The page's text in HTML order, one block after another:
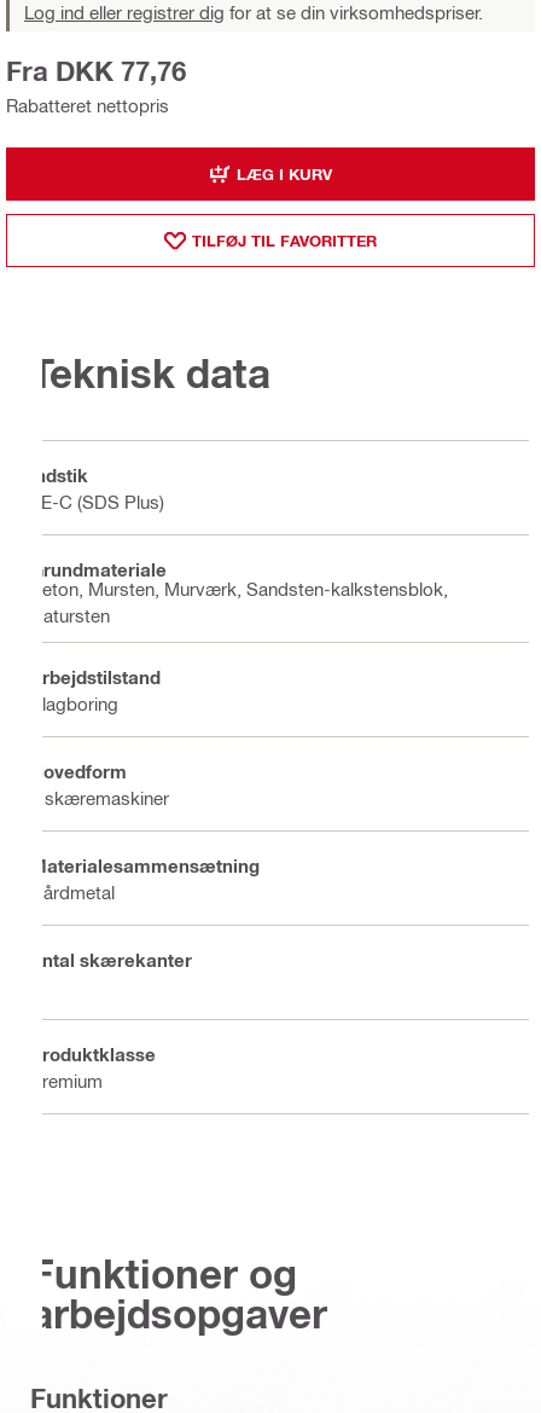
Log ind eller registrer dig for at se din virksomhedspriser.
Rabatteret nettopris
Fra DKK 77,76
LÆG I KURV
TILFØJ TIL FAVORITTER
Teknisk data
Indstik
TE-C (SDS Plus)
Grundmateriale
Beton, Mursten, Murværk, Sandsten-kalkstensblok,
Natursten
Arbejdstilstand
Slagboring
Hovedform
2 skæremaskiner
Materialesammensætning
Hårdmetal
Antal skærekanter
Produktklasse
Premium
Funktioner og
arbejdsopgaver
Funktioner